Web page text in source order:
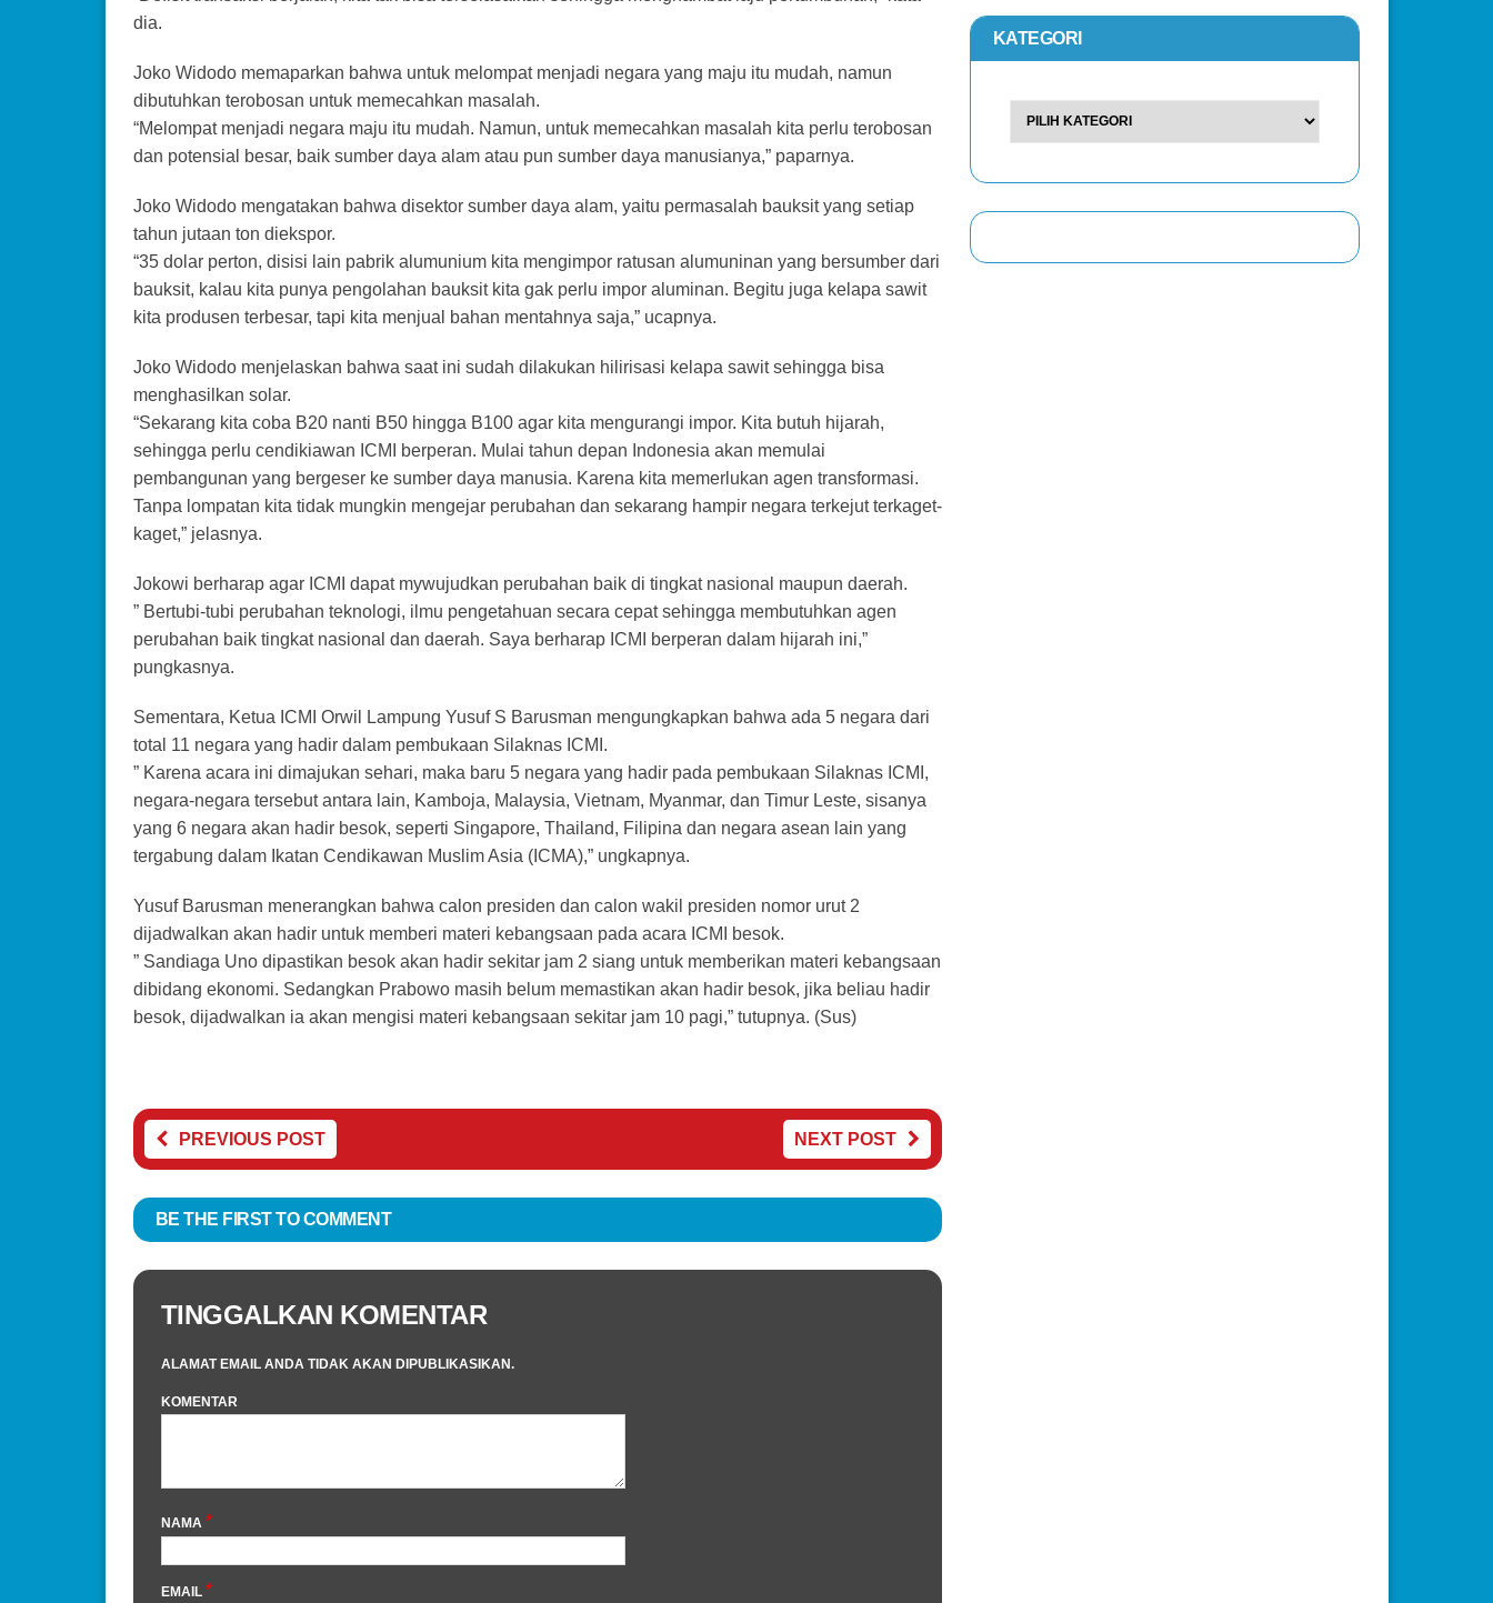
dia.
Joko Widodo memaparkan bahwa untuk melompat menjadi negara yang maju itu mudah, namun
dibutuhkan terobosan untuk memecahkan masalah.
“Melompat menjadi negara maju itu mudah. Namun, untuk memecahkan masalah kita perlu terobosan
dan potensial besar, baik sumber daya alam atau pun sumber daya manusianya,” paparnya.
Joko Widodo mengatakan bahwa disektor sumber daya alam, yaitu permasalah bauksit yang setiap
tahun jutaan ton diekspor.
“35 dolar perton, disisi lain pabrik alumunium kita mengimpor ratusan alumuninan yang bersumber dari
bauksit, kalau kita punya pengolahan bauksit kita gak perlu impor aluminan. Begitu juga kelapa sawit
kita produsen terbesar, tapi kita menjual bahan mentahnya saja,” ucapnya.
Joko Widodo menjelaskan bahwa saat ini sudah dilakukan hilirisasi kelapa sawit sehingga bisa
menghasilkan solar.
“Sekarang kita coba B20 nanti B50 hingga B100 agar kita mengurangi impor. Kita butuh hijarah,
sehingga perlu cendikiawan ICMI berperan. Mulai tahun depan Indonesia akan memulai
pembangunan yang bergeser ke sumber daya manusia. Karena kita memerlukan agen transformasi.
Tanpa lompatan kita tidak mungkin mengejar perubahan dan sekarang hampir negara terkejut terkaget-
kaget,” jelasnya.
Jokowi berharap agar ICMI dapat mywujudkan perubahan baik di tingkat nasional maupun daerah.
” Bertubi-tubi perubahan teknologi, ilmu pengetahuan secara cepat sehingga membutuhkan agen
perubahan baik tingkat nasional dan daerah. Saya berharap ICMI berperan dalam hijarah ini,”
pungkasnya.
Sementara, Ketua ICMI Orwil Lampung Yusuf S Barusman mengungkapkan bahwa ada 5 negara dari
total 11 negara yang hadir dalam pembukaan Silaknas ICMI.
” Karena acara ini dimajukan sehari, maka baru 5 negara yang hadir pada pembukaan Silaknas ICMI,
negara-negara tersebut antara lain, Kamboja, Malaysia, Vietnam, Myanmar, dan Timur Leste, sisanya
yang 6 negara akan hadir besok, seperti Singapore, Thailand, Filipina dan negara asean lain yang
tergabung dalam Ikatan Cendikawan Muslim Asia (ICMA),” ungkapnya.
Yusuf Barusman menerangkan bahwa calon presiden dan calon wakil presiden nomor urut 2
dijadwalkan akan hadir untuk memberi materi kebangsaan pada acara ICMI besok.
” Sandiaga Uno dipastikan besok akan hadir sekitar jam 2 siang untuk memberikan materi kebangsaan
dibidang ekonomi. Sedangkan Prabowo masih belum memastikan akan hadir besok, jika beliau hadir
besok, dijadwalkan ia akan mengisi materi kebangsaan sekitar jam 10 pagi,” tutupnya. (Sus)
PREVIOUS POST NEXT POST
BE THE FIRST TO COMMENT
TINGGALKAN KOMENTAR
ALAMAT EMAIL ANDA TIDAK AKAN DIPUBLIKASIKAN.
KOMENTAR
NAMA *
EMAIL *
KATEGORI